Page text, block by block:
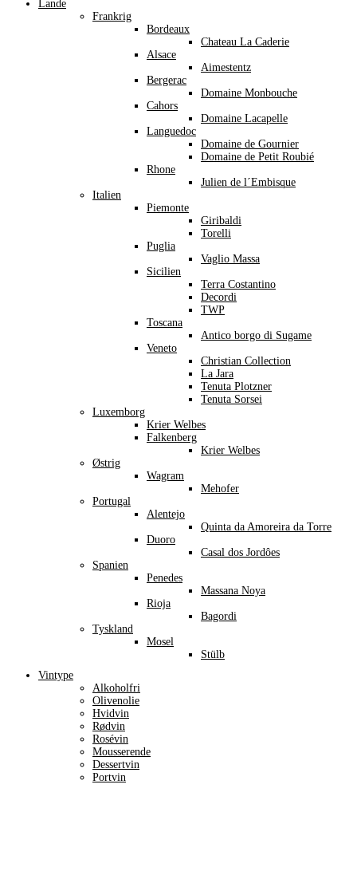
Lande
Frankrig
Bordeaux
Chateau La Caderie
Alsace
Aimestentz
Bergerac
Domaine Monbouche
Cahors
Domaine Lacapelle
Languedoc
Domaine de Gournier
Domaine de Petit Roubié
Rhone
Julien de l´Embisque
Italien
Piemonte
Giribaldi
Torelli
Puglia
Vaglio Massa
Sicilien
Terra Costantino
Decordi
TWP
Toscana
Antico borgo di Sugame
Veneto
Christian Collection
La Jara
Tenuta Plotzner
Tenuta Sorsei
Luxemborg
Krier Welbes
Falkenberg
Krier Welbes
Østrig
Wagram
Mehofer
Portugal
Alentejo
Quinta da Amoreira da Torre
Duoro
Casal dos Jordôes
Spanien
Penedes
Massana Noya
Rioja
Bagordi
Tyskland
Mosel
Stülb
Vintype
Alkoholfri
Olivenolie
Hvidvin
Rødvin
Rosévin
Mousserende
Dessertvin
Portvin